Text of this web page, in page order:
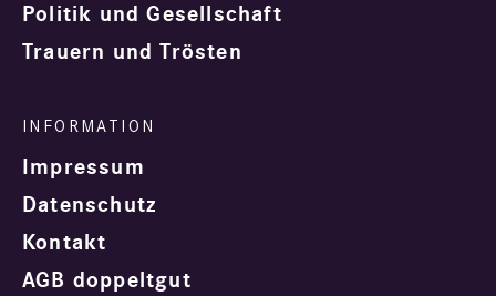
Politik und Gesellschaft
Trauern und Trösten
Impressum
Datenschutz
Kontakt
AGB doppeltgut